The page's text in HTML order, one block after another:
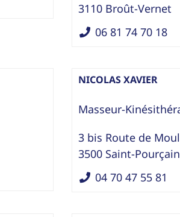
3110 Broût-Vernet
06 81 74 70 18
NICOLAS XAVIER
Masseur-
3 bis Route de
3500 Saint-
04 70 47 55 81